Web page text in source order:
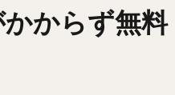
からず無料